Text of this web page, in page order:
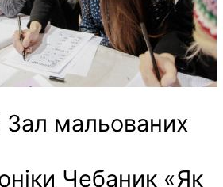
Зал мальованих
Чебаник «Як